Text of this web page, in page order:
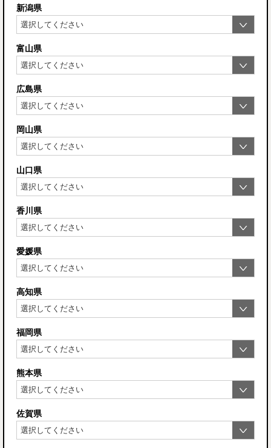
新潟県
富山県
広島県
岡山県
山口県
香川県
愛媛県
高知県
福岡県
熊本県
佐賀県